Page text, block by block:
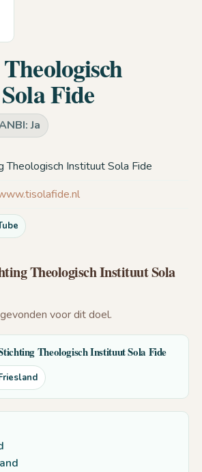
Fide
Ja
Theologisch Instituut Sola Fide
Theologisch Instituut Sola
voor dit doel.
Theologisch Instituut Sola Fide